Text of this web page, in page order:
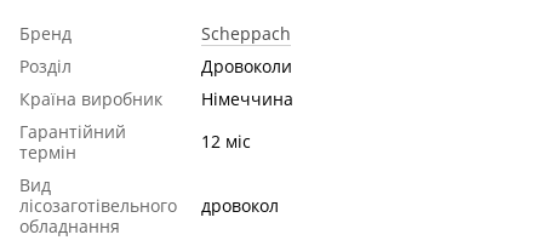
Бренд
Scheppach
Розділ
Дровоколи
Країна виробник
Німеччина
Гарантійний
термін
12 міс
Вид
лісозаготівельного
обладнання
дровокол